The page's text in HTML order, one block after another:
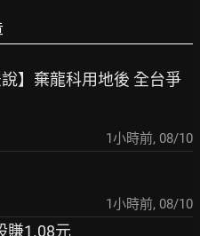
】棄龍科用地後 全台爭
1小時前, 08/10
1小時前, 08/10
賺1.08元